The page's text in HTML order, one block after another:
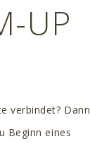
UP
verbindet? Dann
Beginn eines